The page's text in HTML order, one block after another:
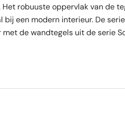
Het robuuste oppervlak van de
bij een modern interieur. De
met de wandtegels uit de serie